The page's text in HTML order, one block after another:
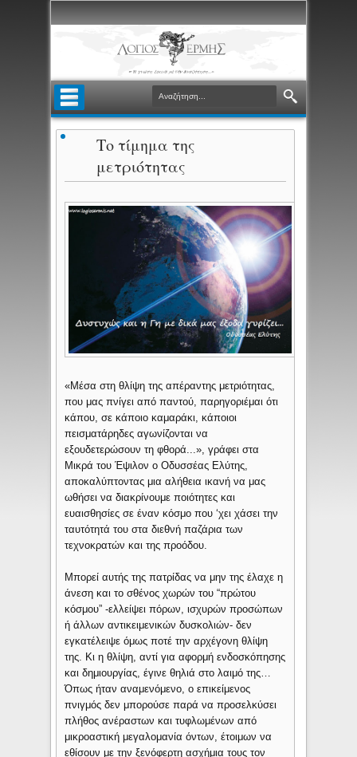
Το τίμημα της
μετριότητας
«Μέσα στη θλίψη της απέραντης μετριότητας,
που μας πνίγει από παντού, παρηγοριέμαι ότι
κάπου, σε κάποιο καμαράκι, κάποιοι
πεισματάρηδες αγωνίζονται να
εξουδετερώσουν τη φθορά...», γράφει στα
Μικρά του Έψιλον ο Οδυσσέας Ελύτης,
αποκαλύπτοντας μια αλήθεια ικανή να μας
ωθήσει να διακρίνουμε ποιότητες και
ευαισθησίες σε έναν κόσμο που ‘χει χάσει την
ταυτότητά του στα διεθνή παζάρια των
τεχνοκρατών και της προόδου.
Μπορεί αυτής της πατρίδας να μην της έλαχε η
άνεση και το σθένος χωρών του “πρώτου
κόσμου” -ελλείψει πόρων, ισχυρών προσώπων
ή άλλων αντικειμενικών δυσκολιών- δεν
εγκατέλειψε όμως ποτέ την αρχέγονη θλίψη
της. Κι η θλίψη, αντί για αφορμή ενδοσκόπησης
και δημιουργίας, έγινε θηλιά στο λαιμό της…
Όπως ήταν αναμενόμενο, ο επικείμενος
πνιγμός δεν μπορούσε παρά να προσελκύσει
πλήθος ανέραστων και τυφλωμένων από
μικροαστική μεγαλομανία όντων, έτοιμων να
εθίσουν με την ξενόφερτη ασχήμια τους τον